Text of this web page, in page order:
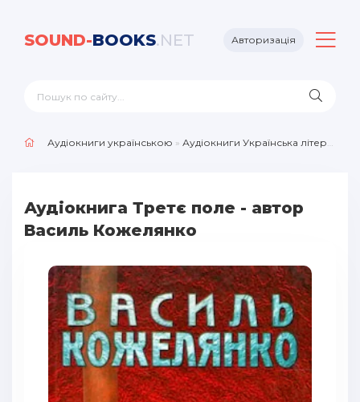
SOUND-BOOKS.NET Авторизація
Аудіокниги українською » Аудіокниги Українська література
Аудіокнига Третє поле - автор
Василь Кожелянко